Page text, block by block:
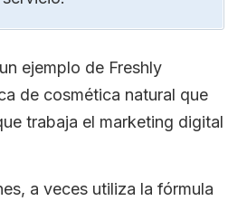
ejemplo de Freshly
de cosmética natural que
trabaja el marketing digital
a veces utiliza la fórmula